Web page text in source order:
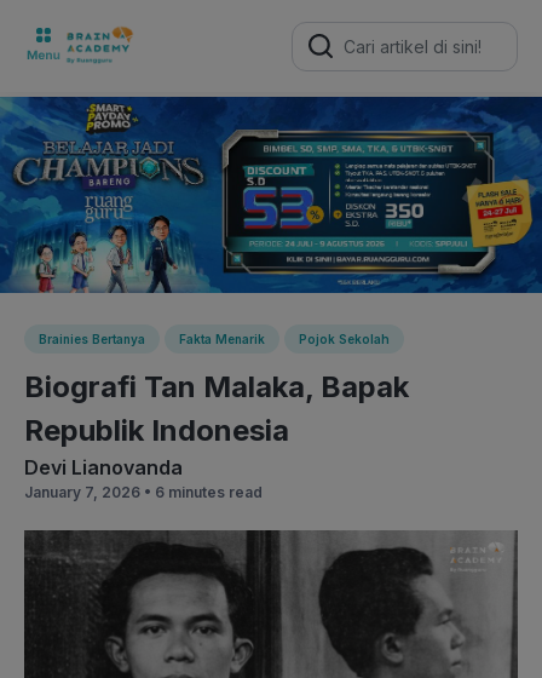
Search
for:
Brainies Bertanya Fakta Menarik Pojok Sekolah
Biografi Tan Malaka, Bapak
Republik Indonesia
Devi Lianovanda
January 7, 2026 • 6 minutes read